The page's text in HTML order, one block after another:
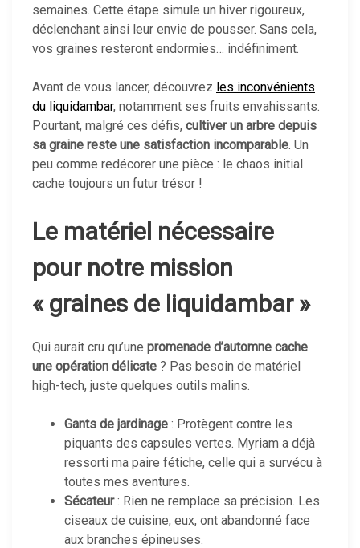
semaines. Cette étape simule un hiver rigoureux,
déclenchant ainsi leur envie de pousser. Sans cela,
vos graines resteront endormies… indéfiniment.
Avant de vous lancer, découvrez les inconvénients
du liquidambar, notamment ses fruits envahissants.
Pourtant, malgré ces défis, cultiver un arbre depuis
sa graine reste une satisfaction incomparable. Un
peu comme redécorer une pièce : le chaos initial
cache toujours un futur trésor !
Le matériel nécessaire
pour notre mission
« graines de liquidambar »
Qui aurait cru qu’une promenade d’automne cache
une opération délicate ? Pas besoin de matériel
high-tech, juste quelques outils malins.
Gants de jardinage : Protègent contre les
piquants des capsules vertes. Myriam a déjà
ressorti ma paire fétiche, celle qui a survécu à
toutes mes aventures.
Sécateur: Rien ne remplace sa précision. Les
ciseaux de cuisine, eux, ont abandonné face
aux branches épineuses.